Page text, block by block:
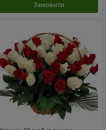
Замовити